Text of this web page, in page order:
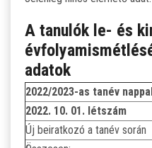
A tanulók le- és
adatok
2022/2023-as tanév
2022. 10. 01. létszám
Új beiratkozó a tanév során